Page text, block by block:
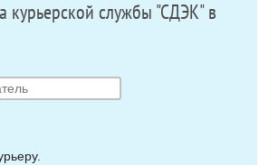
курьерской службы "СДЭК" в